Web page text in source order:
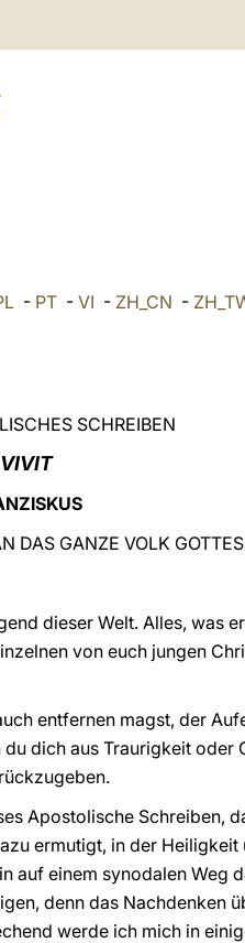
- PT- VI - ZH_CN -
SCHREIBEN
DAS GANZE VOLK GOTTES
dieser Welt. Alles, was
von euch jungen
entfernen magst, der
dich aus Traurigkeit oder
Apostolische Schreiben,
ermutigt, in der
auf einem synodalen Weg
denn das Nachdenken
werde ich mich in